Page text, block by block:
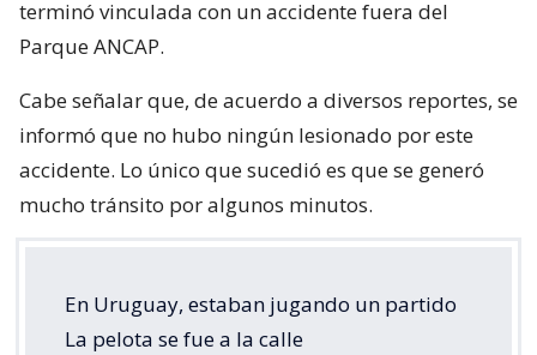
terminó vinculada con un accidente fuera del
Parque ANCAP.
Cabe señalar que, de acuerdo a diversos reportes, se
informó que no hubo ningún lesionado por este
accidente. Lo único que sucedió es que se generó
mucho tránsito por algunos minutos.
En Uruguay, estaban jugando un partido
La pelota se fue a la calle